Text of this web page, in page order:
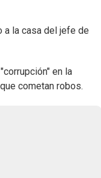
a la casa del jefe de
en la
cometan robos.